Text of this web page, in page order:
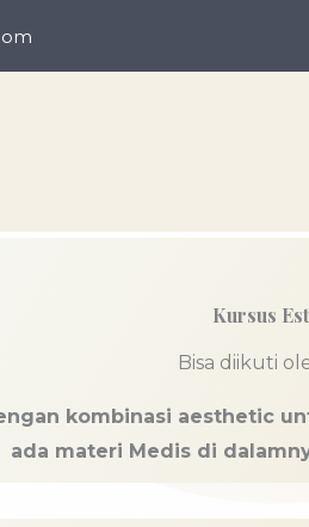
Kursus
Bisa diikuti
kombinasi aesthetic
ada materi Medis di